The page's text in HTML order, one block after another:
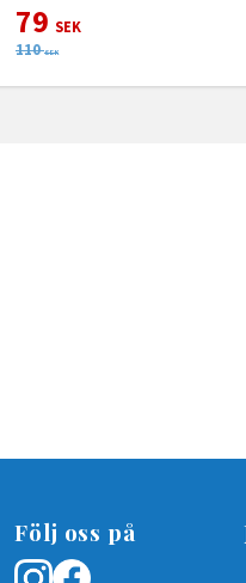
79 SEK
110 SEK
Följ oss på